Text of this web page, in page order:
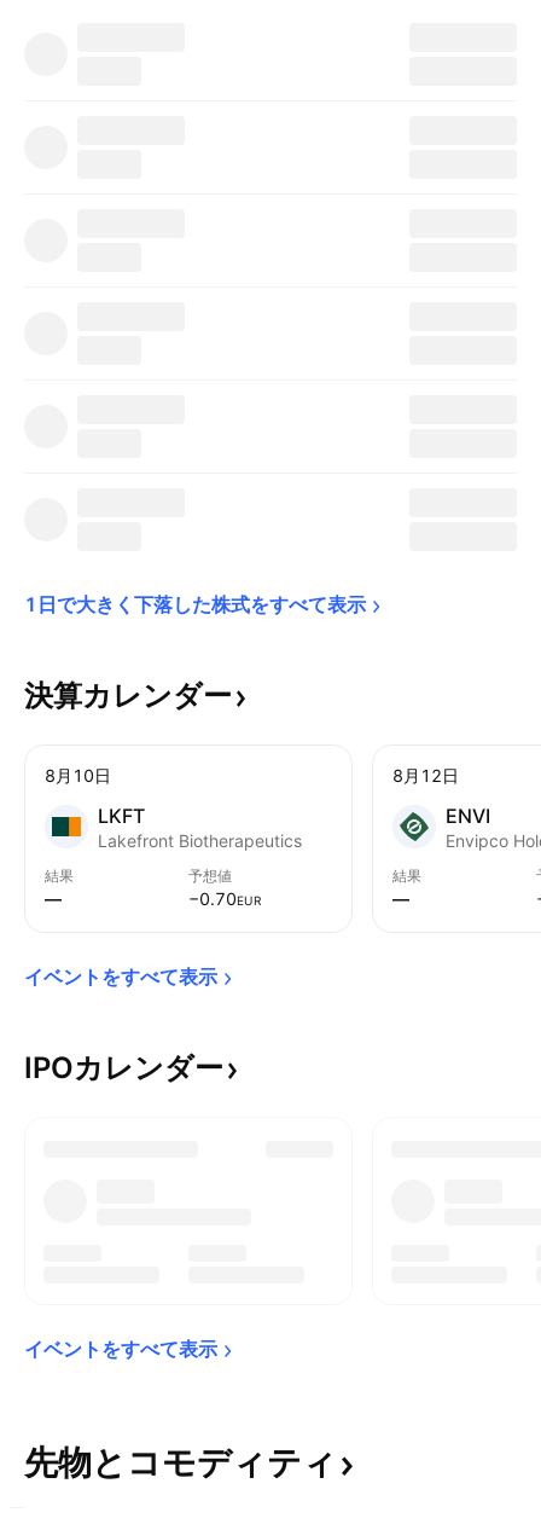
1日で大きく下落した株式をすべて表示
決算カレンダー
8月10日
LKFT
Lakefront Biotherapeutics
結果
—
予想値
−0.70EUR
8月12日
ENVI
Envipco
結果
—
イベントをすべて表示
IPOカレンダー
イベントをすべて表示
先物とコモディティ